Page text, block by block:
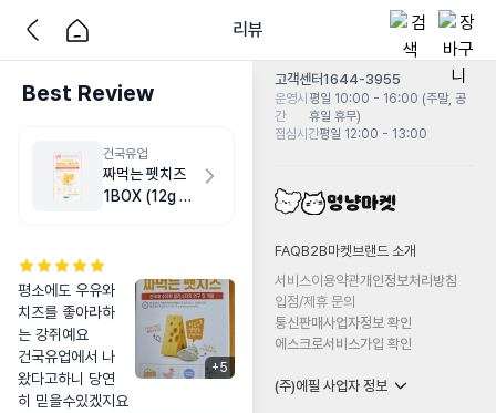
리뷰
Best Review
건국유업
짜먹는 펫치즈
1BOX (12g x
+5
평소에도 우유와
치즈를 좋아라하
는 강쥐예요
건국유업에서 나
왔다고하니 당연
히 믿을수있겠지요
고객센터1644-3955
운영시
간
평일 10:00 - 16:00 (주말, 공
휴일 휴무)
점심시간평일 12:00 - 13:00
FAQB2B마켓 브랜드 소개
서비스이용약관개인정보처리방침
입점/제휴 문의
통신판매사업자정보 확인
에스크로서비스가입 확인
(주)에필 사업자 정보